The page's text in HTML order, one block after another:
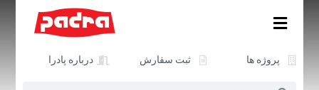
پروژه ها ثبت سفارش درباره پادرا